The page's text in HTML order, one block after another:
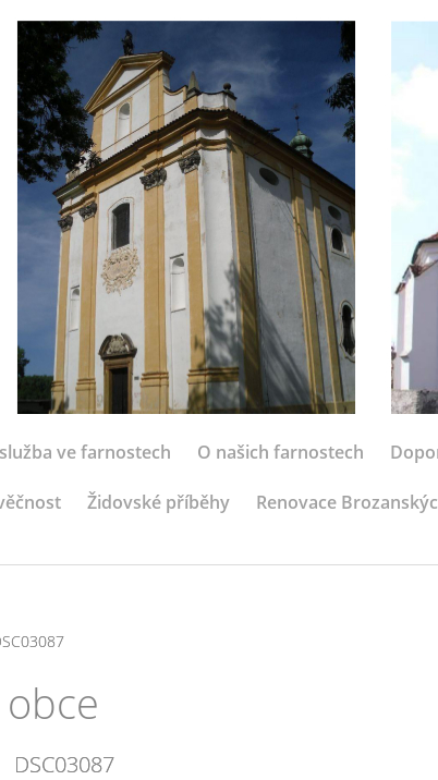
ve farnostech O našich farnostech
Židovské příběhy Renovace
DSC03087